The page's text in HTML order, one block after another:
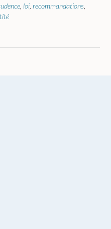
loi recommandations